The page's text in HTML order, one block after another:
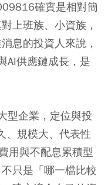
確實是相對簡
上班族、小資族，
息的投資人來說，
AI供應鏈成長，是
型企業，定位與投
、規模大、代表性
用與不配息累積型
只是「哪一檔比較